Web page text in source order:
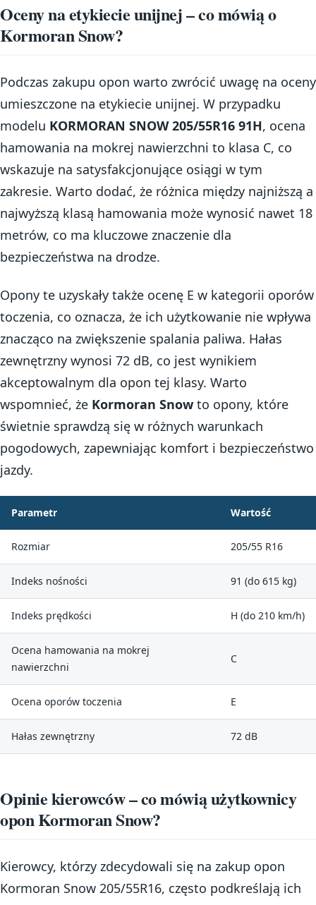
Oceny na etykiecie unijnej – co mówią o
Kormoran Snow?
Podczas zakupu opon warto zwrócić uwagę na oceny
umieszczone na etykiecie unijnej. W przypadku
modelu KORMORAN SNOW 205/55R16 91H, ocena
hamowania na mokrej nawierzchni to klasa C, co
wskazuje na satysfakcjonujące osiągi w tym
zakresie. Warto dodać, że różnica między najniższą a
najwyższą klasą hamowania może wynosić nawet 18
metrów, co ma kluczowe znaczenie dla
bezpieczeństwa na drodze.
Opony te uzyskały także ocenę E w kategorii oporów
toczenia, co oznacza, że ich użytkowanie nie wpływa
znacząco na zwiększenie spalania paliwa. Hałas
zewnętrzny wynosi 72 dB, co jest wynikiem
akceptowalnym dla opon tej klasy. Warto
wspomnieć, że Kormoran Snow to opony, które
świetnie sprawdzą się w różnych warunkach
pogodowych, zapewniając komfort i bezpieczeństwo
jazdy.
Parametr Wartość
Rozmiar 205/55 R16
Indeks nośności 91 (do 615 kg)
Indeks prędkości H (do 210 km/h)
Ocena hamowania na mokrej
nawierzchni
C
Ocena oporów toczenia E
Hałas zewnętrzny 72 dB
Opinie kierowców – co mówią użytkownicy
opon Kormoran Snow?
Kierowcy, którzy zdecydowali się na zakup opon
Kormoran Snow 205/55R16, często podkreślają ich